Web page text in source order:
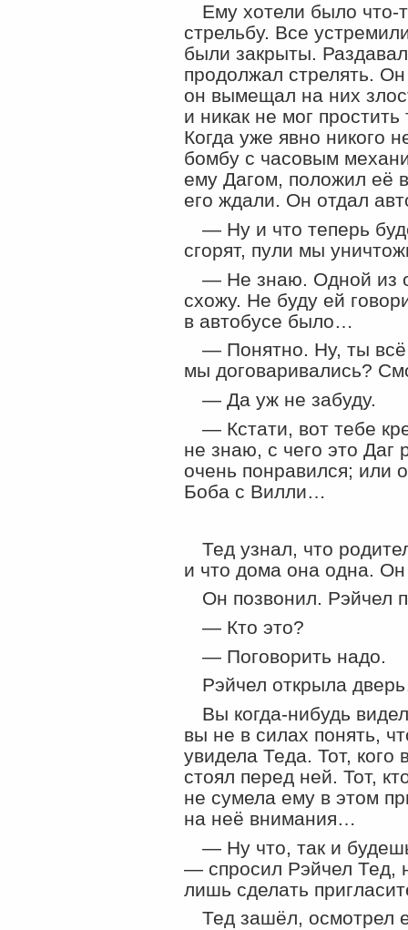
Ему хотели было что-
стрельбу. Все
были закрыты.
продолжал стрелять. Он
он вымещал на них
и никак не мог
Когда уже явно никого
бомбу с часовым
ему Дагом, положил её
его ждали. Он отдал
— Ну и что теперь
сгорят, пули мы
— Не знаю. Одной из
схожу. Не буду ей
в автобусе было…
— Понятно. Ну, ты
мы договаривались?
— Да уж не забуду.
— Кстати, вот тебе
не знаю, с чего это
очень понравился; или
Боба с Вилли…
Тед узнал, что
и что дома она одна.
Он позвонил. Рэйчел
— Кто это?
— Поговорить надо.
Рэйчел открыла
Вы когда-нибудь
вы не в силах понять,
увидела Теда. Тот,
стоял перед ней. Тот,
не сумела ему в этом
на неё внимания…
— Ну что, так и
— спросил Рэйчел Тед,
лишь сделать
Тед зашёл, осмотрел